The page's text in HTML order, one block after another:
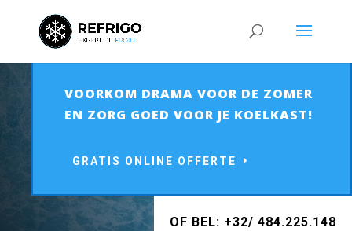
VOORKOM DRAMA VOOR DE ZOMER
EN ZORG GOED VOOR JE KOELKAST!
GRATIS ONLINE OFFERTE
OF BEL: +32/ 484.225.148